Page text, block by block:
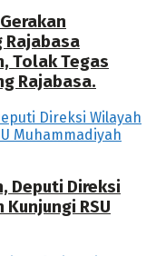
Rajabasa
Tolak Tegas
Rajabasa.
Deputi Direksi
RSU